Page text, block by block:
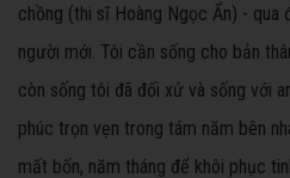
chồng (thi sĩ Hoàng Ngọc Ẩn) - qua
người mới. Tôi cần sống cho bản
còn sống tôi đã đối xử và sống với
phúc trọn vẹn trong tám năm bên
mất bốn, năm tháng để khôi phục